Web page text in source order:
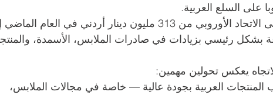
على السلع العربية.
ارتفعت قيمة الصادرات الأردنية إلى الاتحاد الأوروبي من 313 مليون دينار أردني في العام
بشكل رئيسي بزيادات في صادرات الملابس، الأسمدة،
يعكس تحولين مهمين:
المنتجات العربية بجودة عالية — خاصة في مجالات الملابس،